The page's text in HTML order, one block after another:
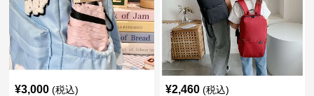
¥3,000 (税込) ¥2,460 (税込)